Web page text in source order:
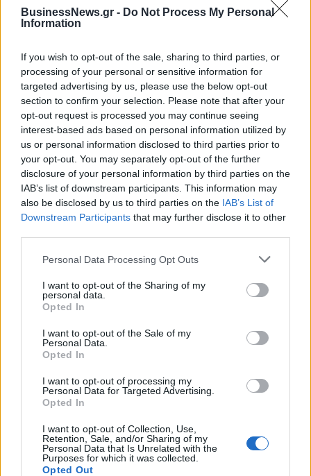
BusinessNews.gr - Do Not Process My Personal
Information
If you wish to opt-out of the sale, sharing to third parties, or
processing of your personal or sensitive information for
targeted advertising by us, please use the below opt-out
section to confirm your selection. Please note that after your
opt-out request is processed you may continue seeing
interest-based ads based on personal information utilized by
us or personal information disclosed to third parties prior to
your opt-out. You may separately opt-out of the further
disclosure of your personal information by third parties on the
IAB’s list of downstream participants. This information may
also be disclosed by us to third parties on the IAB’s List of
Downstream Participants that may further disclose it to other
Personal Data Processing Opt Outs
I want to opt-out of the Sharing of my
personal data.
Opted In
I want to opt-out of the Sale of my
Personal Data.
Opted In
I want to opt-out of processing my
Personal Data for Targeted Advertising.
Opted In
I want to opt-out of Collection, Use,
Retention, Sale, and/or Sharing of my
Personal Data that Is Unrelated with the
Purposes for which it was collected.
Opted Out
ΔΗΜΟΦΙΛΗ
ΥΠΑΑΤ: Επιπλέον 12,5 εκατ. ευρώ στις Περιφέρειες
για την ενίσχυση της βιοασφάλειας
07/08/2026 - 17:02 ΟΙΚΟΝΟΜΙΑ
Ελληνική Αναπτυξιακή Τράπεζα: Με «προίκα» 2
δισ. ευρώ ανοίγει δρόμο για δάνεια έως 5 δισ. σε
μικρομεσαίες
08/08/2026 - 11:22 ΤΡΑΠΕΖΕΣ
στη θέση του CEO
5G παντού, 6G στον ορίζοντα: Πού βρίσκεται η
08/08/2026 - 10:54 ΤΕΧΝΟΛΟΓΙΑ
έργων ΑΠΕ άνω των 2 GW σε Πολωνία και
Ουγγαρία